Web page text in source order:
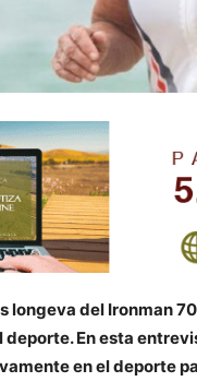
longeva del Ironman
En esta
en el deporte